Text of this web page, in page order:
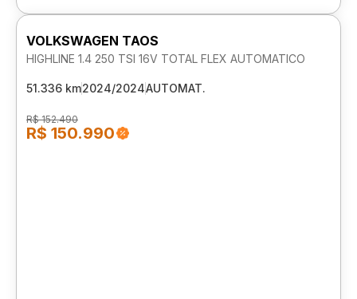
VOLKSWAGEN TAOS
HIGHLINE 1.4 250 TSI 16V TOTAL FLEX AUTOMATICO
51.336 km2024/2024AUTOMAT.
R$ 152.490
R$ 150.990